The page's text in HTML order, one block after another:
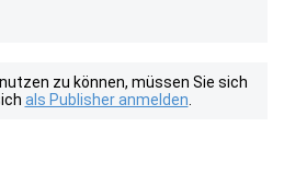
zu können, müssen Sie sich
als Publisher anmelden